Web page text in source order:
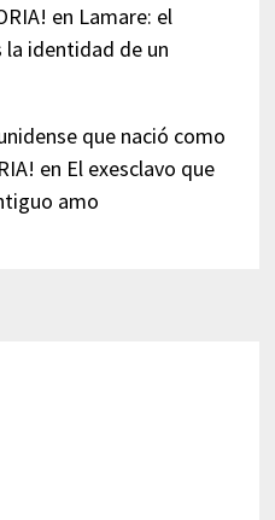
en Lamare: el
identidad de un
que nació como
en El exesclavo que
amo